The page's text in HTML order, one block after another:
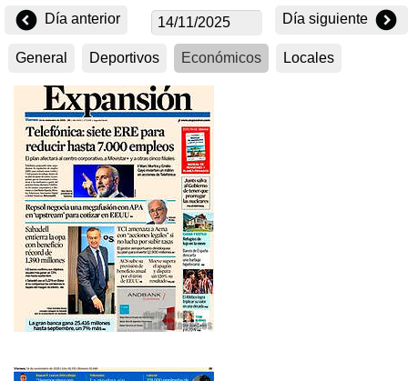
Día anterior Día siguiente
General Deportivos Económicos Locales